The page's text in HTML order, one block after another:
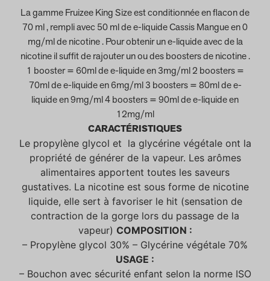
La gamme Fruizee King Size est conditionnée en flacon de
70 ml , rempli avec 50 ml de e-liquide Cassis Mangue en 0
mg/ml de nicotine . Pour obtenir un e-liquide avec de la
nicotine il suffit de rajouter un ou des boosters de nicotine .
1 booster = 60ml de e-liquide en 3mg/ml 2 boosters =
70ml de e-liquide en 6mg/ml 3 boosters = 80ml de e-
liquide en 9mg/ml 4 boosters = 90ml de e-liquide en
12mg/ml
CARACTÉRISTIQUES
Le propylène glycol et la glycérine végétale ont la
propriété de générer de la vapeur. Les arômes
alimentaires apportent toutes les saveurs
gustatives. La nicotine est sous forme de nicotine
liquide, elle sert à favoriser le hit (sensation de
contraction de la gorge lors du passage de la
vapeur) COMPOSITION :
– Propylène glycol 30% – Glycérine végétale 70%
USAGE :
– Bouchon avec sécurité enfant selon la norme ISO